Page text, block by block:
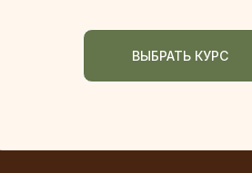
ВЫБРАТЬ КУРС